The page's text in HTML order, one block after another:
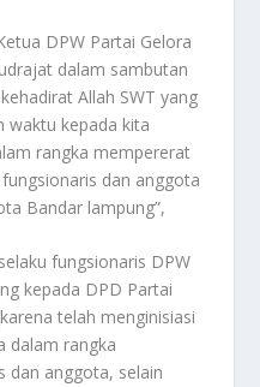
DPW Partai Gelora
dalam sambutan
Allah SWT yang
waktu kepada kita
rangka mempererat
dan anggota
Bandar lampung”,
fungsionaris DPW
kepada DPD Partai
telah menginisiasi
dalam rangka
dan anggota, selain